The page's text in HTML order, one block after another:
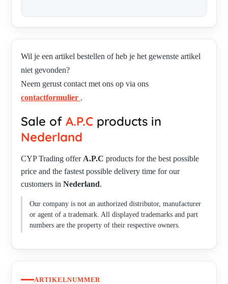
Wil je een artikel bestellen of heb je het gewenste artikel
niet gevonden?
Neem gerust contact met ons op via ons
contactformulier .
Sale of A.P.C products in
Nederland
CYP Trading offer A.P.C products for the best possible
price and the fastest possible delivery time for our
customers in Nederland.
Our company is not an authorized distributor, manufacturer
or agent of a trademark. All displayed trademarks and part
numbers are the property of their respective owners.
ARTIKELNUMMER